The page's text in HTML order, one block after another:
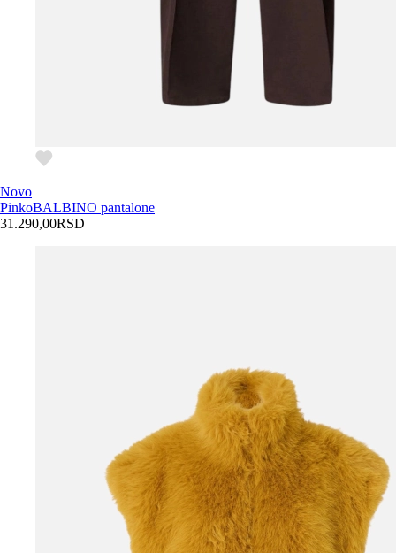
Novo
PinkoBALBINO pantalone
31.290,00RSD